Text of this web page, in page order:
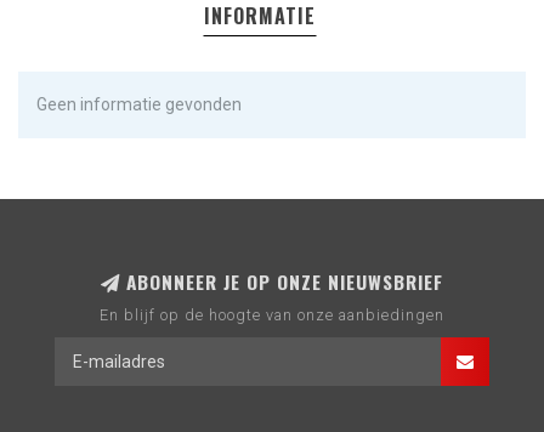
INFORMATIE
Geen informatie gevonden
ABONNEER JE OP ONZE NIEUWSBRIEF
En blijf op de hoogte van onze aanbiedingen